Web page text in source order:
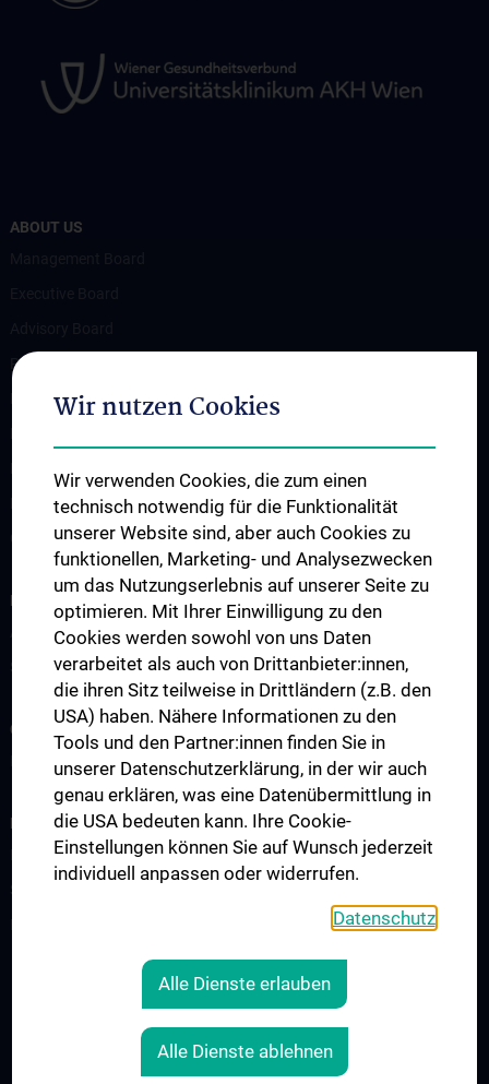
ABOUT US
Participating institutions
Flagship Project
Newsletter
Contact
FOR PATIENTS
Appointment / second opinion
Support services
CLINICAL AREA
Interdisciplinary events / Boards
RESEARCH
Expert videos
COOKIE-EINSTELLUNGEN
Wir nutzen Cookies
Wir verwenden Cookies, die zum einen
technisch notwendig für die Funktionalität
unserer Website sind, aber auch Cookies zu
funktionellen, Marketing- und Analysezwecken
um das Nutzungserlebnis auf unserer Seite zu
optimieren. Mit Ihrer Einwilligung zu den
Cookies werden sowohl von uns Daten
verarbeitet als auch von Drittanbieter:innen,
die ihren Sitz teilweise in Drittländern (z.B. den
USA) haben. Nähere Informationen zu den
Tools und den Partner:innen finden Sie in
unserer Datenschutzerklärung, in der wir auch
genau erklären, was eine Datenübermittlung in
die USA bedeuten kann. Ihre Cookie-
Einstellungen können Sie auf Wunsch jederzeit
individuell anpassen oder widerrufen.
Datenschutz
Alle Dienste erlauben
Alle Dienste ablehnen